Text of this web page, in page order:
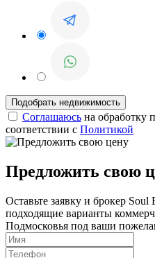
Соглашаюсь на обработку
соответствии с Политикой
Предложить свою
Оставьте заявку и брокер
подходящие варианты
Подмосковья под ваши